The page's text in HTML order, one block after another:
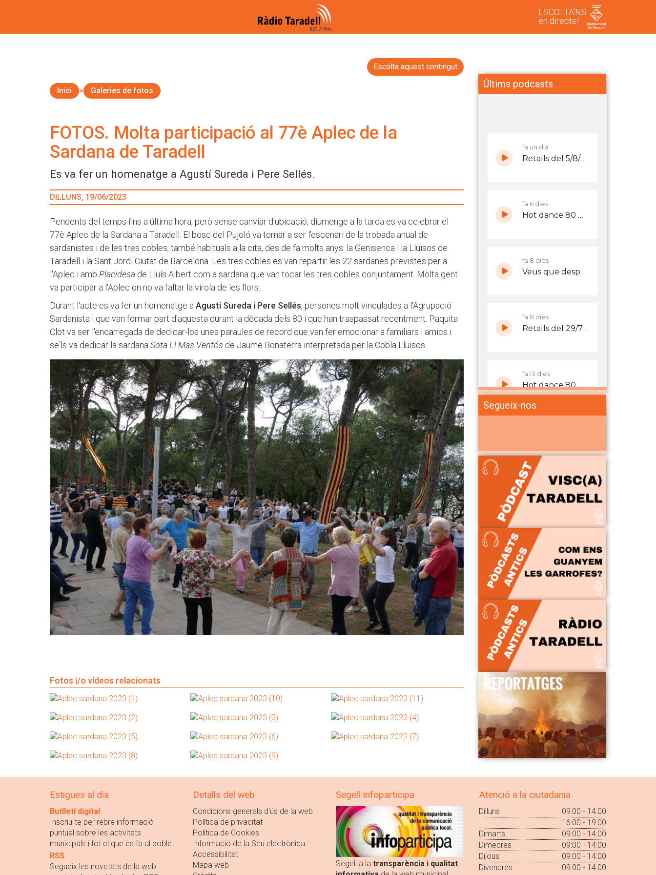
ESCOLTA'NS
en directe!
Escolta aquest contingut
Inici Galeries de fotos
FOTOS. Molta participació al 77è Aplec de la
Sardana de Taradell
Es va fer un homenatge a Agustí Sureda i Pere Sellés.
DILLUNS, 19/06/2023
Pendents del temps fins a última hora, però sense canviar d'ubicació, diumenge a la tarda es va celebrar el
77è Aplec de la Sardana a Taradell. El bosc del Pujoló va tornar a ser l'escenari de la trobada anual de
sardanistes i de les tres cobles, també habituals a la cita, des de fa molts anys: la Genisenca i la Lluïsos de
Taradell i la Sant Jordi Ciutat de Barcelona. Les tres cobles es van repartir les 22 sardanes previstes per a
l'Aplec i amb Placidesa de Lluís Albert com a sardana que van tocar les tres cobles conjuntament. Molta gent
va participar a l'Aplec on no va faltar la virola de les flors.
Durant l'acte es va fer un homenatge a Agustí Sureda i Pere Sellés, persones molt vinculades a l'Agrupació
Sardanista i que van formar part d'aquesta durant la dècada dels 80 i que han traspassat recentment. Paquita
Clot va ser l'encarregada de dedicar-los unes paraules de record que van fer emocionar a familiars i amics i
se'ls va dedicar la sardana Sota El Mas Ventós de Jaume Bonaterra interpretada per la Cobla Lluïsos.
Fotos i/o vídeos relacionats
Últims podcasts
Segueix-nos
Estigues al dia
Butlletí digital
Inscriu-te per rebre informació
puntual sobre les activitats
municipals i tot el que es fa al poble
RSS
Segueix les novetats de la web
Detalls del web
Condicions generals d'ús de la web
Política de privacitat
Política de Cookies
Informació de la Seu electrònica
Accessibilitat
Mapa web
Segell Infoparticipa
Segell a la transparència i qualitat
Atenció a la ciutadania
Dilluns
09:00 - 14:00
16:00 - 19:00
Dimarts
09:00 - 14:00
Dimecres
09:00 - 14:00
Dijous
09:00 - 14:00
Divendres
09:00 - 14:00